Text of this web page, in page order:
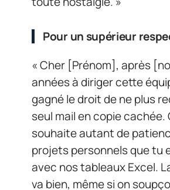
Pour un supérieur
« Cher [Prénom], après
années à diriger cette
gagné le droit de ne plus
seul mail en copie cachée.
souhaite autant de
projets personnels que tu
avec nos tableaux Excel.
va bien, même si on